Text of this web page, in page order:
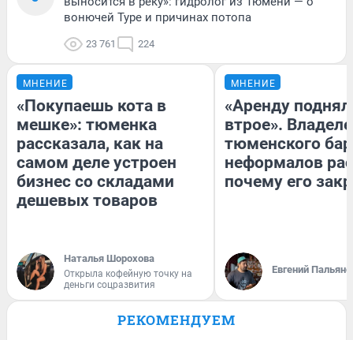
вонючей Туре и причинах потопа
23 761 224
МНЕНИЕ
«Покупаешь кота в
мешке»: тюменка
рассказала, как на
самом деле устроен
бизнес со складами
дешевых товаров
Наталья Шорохова
Открыла кофейную точку на
деньги соцразвития
МНЕНИЕ
«Аренду
втрое».
тюменского
неформалов
почему его
Евгений
РЕКОМЕНДУЕМ